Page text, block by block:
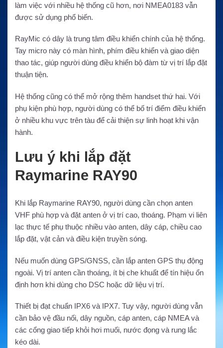
làm việc với nhiều hệ thống cũ hơn, nơi NMEA0183 vẫn
được sử dụng phổ biến.
RayMic có dây là trung tâm điều khiển chính của hệ thống.
Tay micro này có màn hình, phím điều khiển và giao diện
thao tác, giúp người dùng điều khiển bộ đàm từ vị trí lắp đặt
thuận tiện.
Hệ thống cũng có thể mở rộng thêm handset thứ hai. Với
phụ kiện phù hợp, người dùng có thể bố trí điểm điều khiển
ở nhiều khu vực trên tàu để cải thiện sự linh hoạt khi vận
hành.
Lưu ý khi lắp đặt
Raymarine RAY90
Khi lắp Raymarine RAY90, người dùng cần chọn anten
VHF phù hợp và đặt anten ở vị trí cao, thoáng. Phạm vi liên
lạc thực tế phụ thuộc nhiều vào anten, dây cáp, chiều cao
lắp đặt, vật cản và điều kiện truyền sóng.
Nếu muốn dùng GPS/GNSS, cần lắp anten GPS thụ động
ngoài. Vị trí anten cần thoáng, ít bị che khuất để tín hiệu ổn
định hơn khi dùng cho DSC hoặc dữ liệu vị trí.
Thiết bị đạt chuẩn IPX6 và IPX7. Tuy vậy, người dùng vẫn
cần bảo vệ đầu nối, dây nguồn, cáp anten, cáp NMEA và
các cổng giao tiếp khỏi hơi muối, nước đọng và rung lắc
kéo dài.